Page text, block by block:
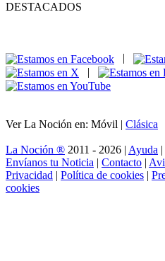
DESTACADOS
|
Ver La Noción en: Móvil | Clásica
La Noción ® 2011 - 2026 | Ayuda |
Envíanos tu Noticia | Contacto |
Privacidad | Política de cookies |
cookies